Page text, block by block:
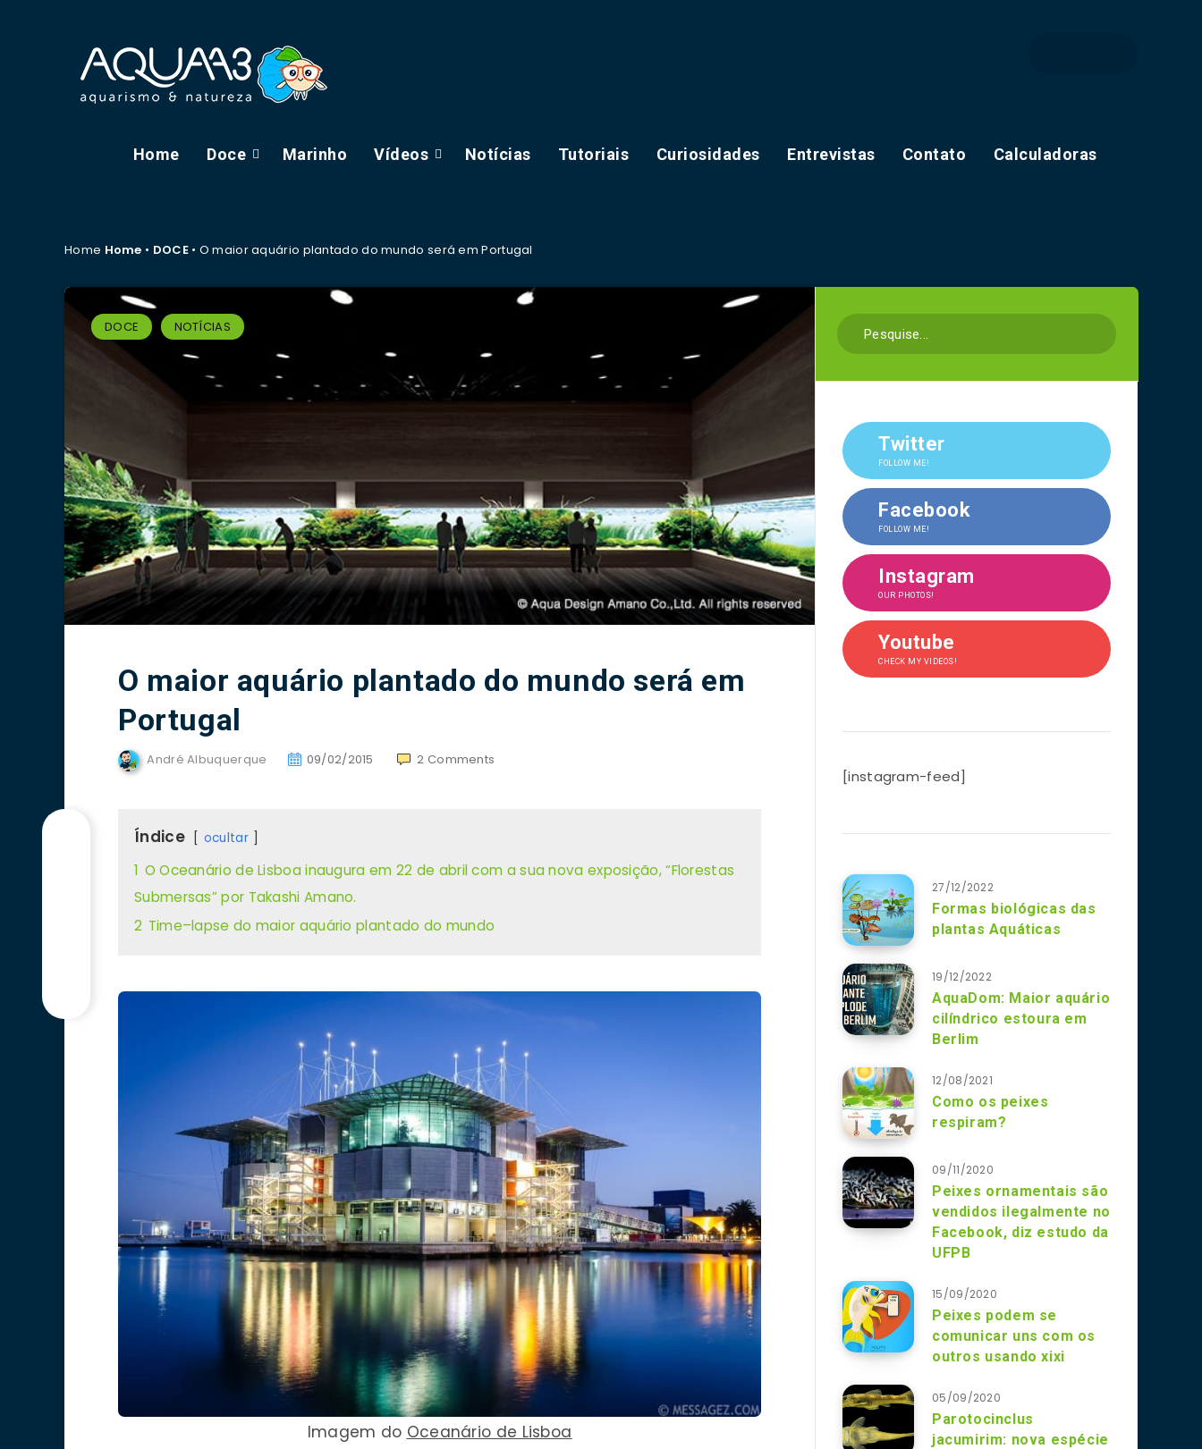
Home Doce Marinho Vídeos Notícias Tutoriais Curiosidades Entrevistas Contato Calculadoras
Home Home • DOCE• O maior aquário plantado do mundo será em Portugal
DOCE NOTÍCIAS
O maior aquário plantado do mundo será em
Portugal
André Albuquerque 09/02/2015 2 Comments
Índice ocultar
1 O Oceanário de Lisboa inaugura em 22 de abril com a sua nova exposição, “Florestas
Submersas” por Takashi Amano.
2 Time–lapse do maior aquário plantado do mundo
Imagem do Oceanário de Lisboa
Twitter
FOLLOW ME!
Facebook
FOLLOW ME!
Instagram
OUR PHOTOS!
Youtube
CHECK MY VIDEOS!
[instagram-feed]
27/12/2022
Formas biológicas das
plantas Aquáticas
19/12/2022
AquaDom: Maior aquário
cilíndrico estoura em
Berlim
12/08/2021
Como os peixes
respiram?
09/11/2020
Peixes ornamentais são
vendidos ilegalmente no
Facebook, diz estudo da
UFPB
15/09/2020
Peixes podem se
comunicar uns com os
outros usando xixi
05/09/2020
Parotocinclus
jacumirim: nova espécie